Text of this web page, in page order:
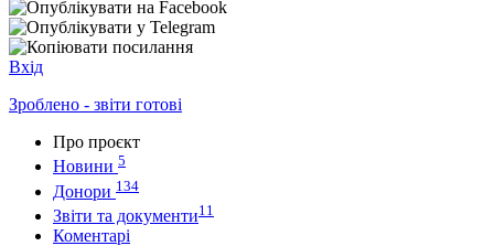
Вхід
Зроблено - звіти готові
Про проєкт
Новини 5
Донори 134
Звіти та документи11
Коментарі